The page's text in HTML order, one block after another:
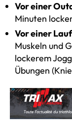
Vor einer
Minuten
Vor einer
Muskeln und
lockerem
Übungen